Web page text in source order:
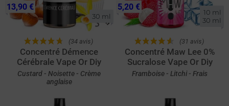
30 ml
(34 avis)
Concentré Démence
Cérébrale Vape Or Diy
Custard - Noisette - Crème
anglaise
13,90 €
10 ml
30 ml
(31 avis)
Concentré Maw Lee 0%
Sucralose Vape Or Diy
Framboise - Litchi - Frais
5,20 €